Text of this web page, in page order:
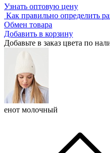
Узнать оптовую цену
Как правильно определить
Обмен товара
Добавить в корзину
Добавьте в заказ цвета по
енот молочный